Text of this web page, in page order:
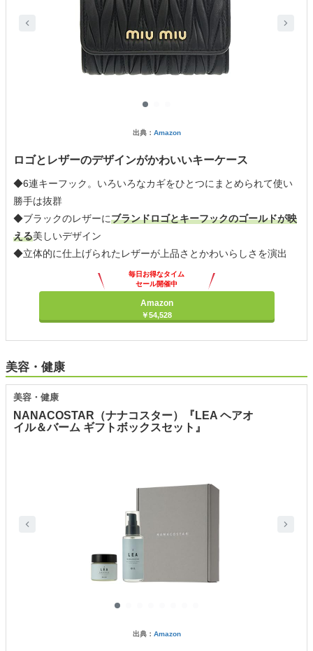
出典： Amazon
ロゴとレザーのデザインがかわいいキーケース
◆6連キーフック。いろいろなカギをひとつにまとめられて使い
勝手は抜群
◆ブラックのレザーにブランドロゴとキーフックのゴールドが映
える美しいデザイン
◆立体的に仕上げられたレザーが上品さとかわいらしさを演出
毎日お得なタイム
セール開催中
Amazon
￥54,528
美容・健康
NANACOSTAR（ナナコスター）『LEA ヘアオ
イル＆バーム ギフトボックスセット』
美容・健康
出典： Amazon